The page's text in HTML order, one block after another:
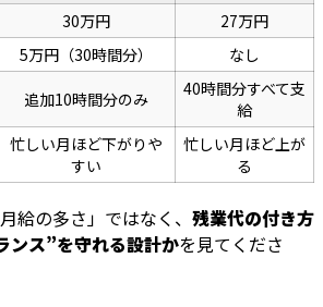
30万円
27万円
5万円（30時間分）
なし
追加10時間分のみ
40時間分すべて支
給
忙しい月ほど下がりや
すい
忙しい月ほど上が
る
給の多さ」ではなく、 残業代の付き方
ンス”を守れる設計かを見てくださ